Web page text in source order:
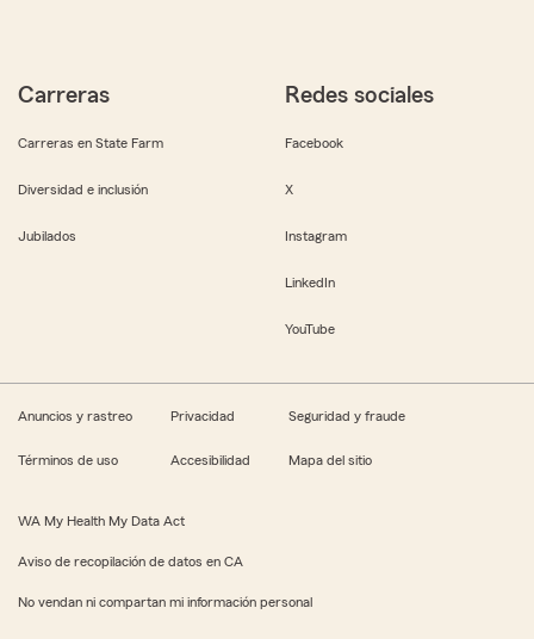
Carreras
Carreras en State Farm
Diversidad e inclusión
Jubilados
Redes sociales
Facebook
X
Instagram
LinkedIn
YouTube
Anuncios y rastreo Privacidad Seguridad y fraude
Términos de uso Accesibilidad Mapa del sitio
WA My Health My Data Act
Aviso de recopilación de datos en CA
No vendan ni compartan mi información personal